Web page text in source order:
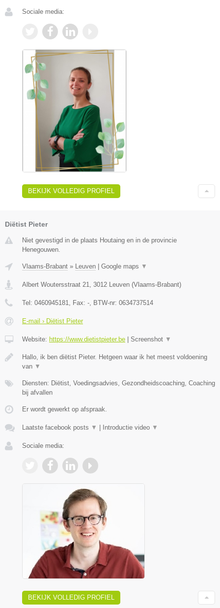
Sociale media:
BEKIJK VOLLEDIG PROFIEL
Diëtist Pieter
Niet gevestigd in de plaats Houtaing en in de provincie
Henegouwen.
Vlaams-Brabant » Leuven | Google maps ▼
Albert Woutersstraat 21 3012 Leuven (Vlaams-Brabant)
Tel: 0460945181 , Fax: - , BTW-nr: 0634737514
E-mail › Diëtist Pieter
Website: https://www.dietistpieter.be | Screenshot ▼
Hallo, ik ben diëtist Pieter. Hetgeen waar ik het meest voldoening
van ▼
Diensten: Diëtist, Voedingsadvies, Gezondheidscoaching, Coaching
bij afvallen
Er wordt gewerkt op afspraak.
Laatste facebook posts ▼ | Introductie video ▼
Sociale media:
BEKIJK VOLLEDIG PROFIEL